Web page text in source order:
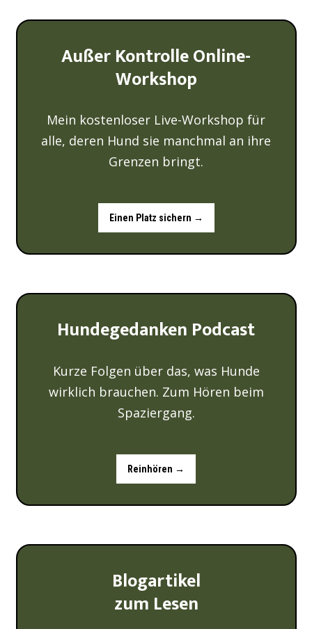
Außer Kontrolle Online-
Workshop
Mein kostenloser Live-Workshop für
alle, deren Hund sie manchmal an ihre
Grenzen bringt.
Einen Platz sichern →
Hundegedanken Podcast
Kurze Folgen über das, was Hunde
wirklich brauchen. Zum Hören beim
Spaziergang.
Reinhören →
Blogartikel
zum Lesen